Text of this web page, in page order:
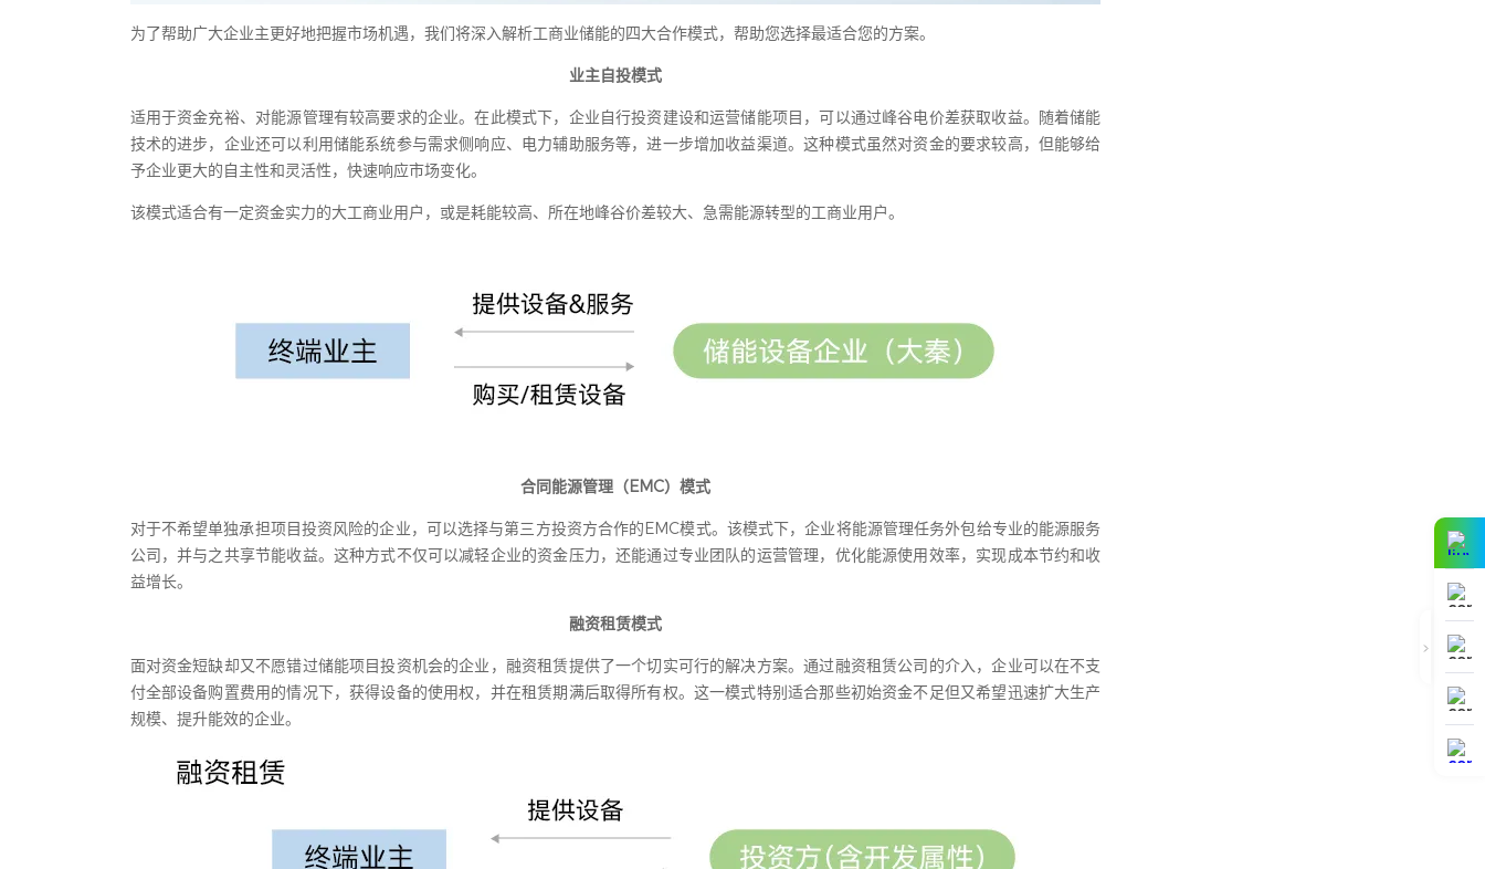
为了帮助广大企业主更好地把握市场机遇，我们将深入解析工商业储能的四大合作模式，帮助您选择最适合您的方案。
业主自投模式
适用于资金充裕、对能源管理有较高要求的企业。在此模式下，企业自行投资建设和运营储能项目，可以通过峰谷电价差获取收益。随着储能
技术的进步，企业还可以利用储能系统参与需求侧响应、电力辅助服务等，进一步增加收益渠道。这种模式虽然对资金的要求较高，但能够给
予企业更大的自主性和灵活性，快速响应市场变化。
该模式适合有一定资金实力的大工商业用户，或是耗能较高、所在地峰谷价差较大、急需能源转型的工商业用户。
合同能源管理（EMC）模式
对于不希望单独承担项目投资风险的企业，可以选择与第三方投资方合作的EMC模式。该模式下，企业将能源管理任务外包给专业的能源服务
公司，并与之共享节能收益。这种方式不仅可以减轻企业的资金压力，还能通过专业团队的运营管理，优化能源使用效率，实现成本节约和收
益增长。
融资租赁模式
面对资金短缺却又不愿错过储能项目投资机会的企业，融资租赁提供了一个切实可行的解决方案。通过融资租赁公司的介入，企业可以在不支
付全部设备购置费用的情况下，获得设备的使用权，并在租赁期满后取得所有权。这一模式特别适合那些初始资金不足但又希望迅速扩大生产
规模、提升能效的企业。